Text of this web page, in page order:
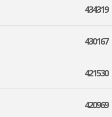
434319
430167
421530
420969